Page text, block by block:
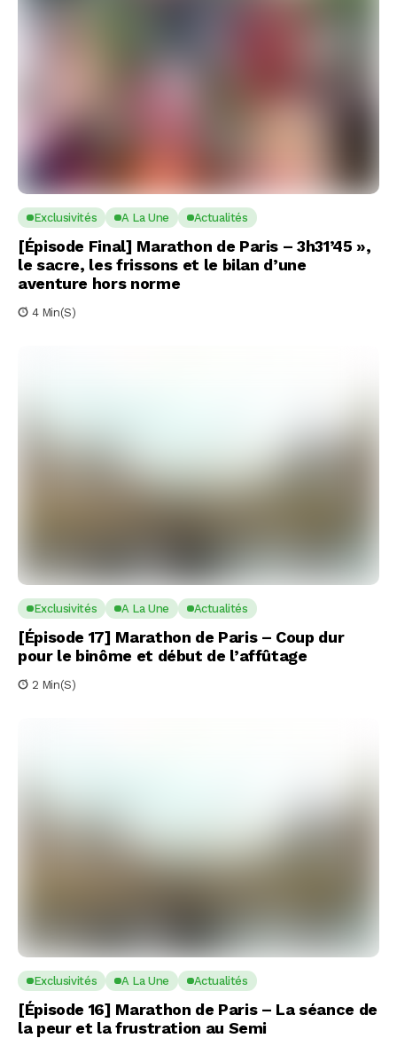
Exclusivités A La Une Actualités
[Épisode Final] Marathon de Paris – 3h31’45 »,
le sacre, les frissons et le bilan d’une
aventure hors norme
4 Min(s)
Exclusivités A La Une Actualités
[Épisode 17] Marathon de Paris – Coup dur
pour le binôme et début de l’affûtage
2 Min(s)
Exclusivités A La Une Actualités
[Épisode 16] Marathon de Paris – La séance de
la peur et la frustration au Semi